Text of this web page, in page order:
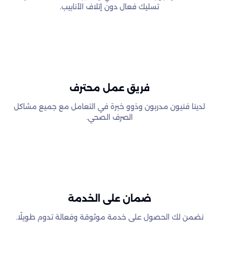
تسليك فعال دون إتلاف الأنابيب.
فريق عمل محترف
لدينا فنيون مدربون وذوو خبرة في التعامل مع جميع مشاكل
الصرف الصحي.
ضمان على الخدمة
نضمن لك الحصول على خدمة موثوقة وفعالة تدوم طويلًا.